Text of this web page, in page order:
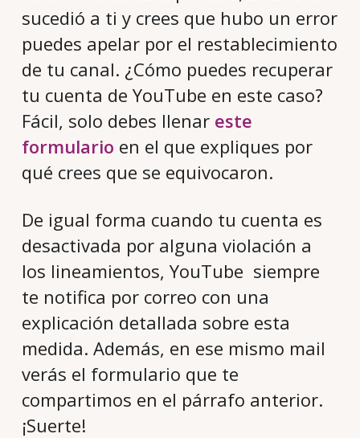
sucedió a ti y crees que hubo un error
puedes apelar por el restablecimiento
de tu canal. ¿Cómo puedes recuperar
tu cuenta de YouTube en este caso?
Fácil, solo debes llenar este
formulario en el que expliques por
qué crees que se equivocaron.
De igual forma cuando tu cuenta es
desactivada por alguna violación a
los lineamientos, YouTube siempre
te notifica por correo con una
explicación detallada sobre esta
medida. Además, en ese mismo mail
verás el formulario que te
compartimos en el párrafo anterior.
¡Suerte!